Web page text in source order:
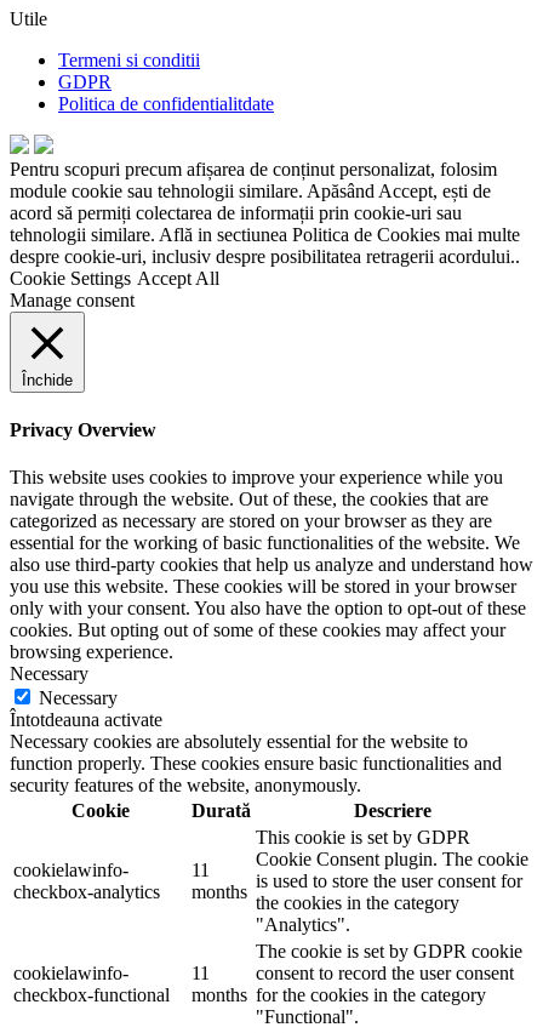
Utile
Termeni si conditii
GDPR
Politica de confidentialitdate
Pentru scopuri precum afișarea de conținut personalizat, folosim
module cookie sau tehnologii similare. Apăsând Accept, ești de
acord să permiți colectarea de informații prin cookie-uri sau
tehnologii similare. Află in sectiunea Politica de Cookies mai multe
despre cookie-uri, inclusiv despre posibilitatea retragerii acordului..
Cookie Settings Accept All
Manage consent
Închide
Privacy Overview
This website uses cookies to improve your experience while you
navigate through the website. Out of these, the cookies that are
categorized as necessary are stored on your browser as they are
essential for the working of basic functionalities of the website. We
also use third-party cookies that help us analyze and understand how
you use this website. These cookies will be stored in your browser
only with your consent. You also have the option to opt-out of these
cookies. But opting out of some of these cookies may affect your
browsing experience.
Necessary
Necessary
Întotdeauna activate
Necessary cookies are absolutely essential for the website to
function properly. These cookies ensure basic functionalities and
security features of the website, anonymously.
Cookie
Durată Descriere
cookielawinfo-
checkbox-analytics
11
months
This cookie is set by GDPR
Cookie Consent plugin. The cookie
is used to store the user consent for
the cookies in the category
"Analytics".
cookielawinfo-
checkbox-functional
11
months
The cookie is set by GDPR cookie
consent to record the user consent
for the cookies in the category
"Functional".